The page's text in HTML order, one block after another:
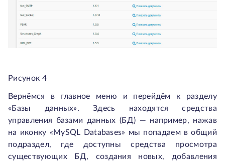
Рисунок 4
Вернёмся в главное меню и перейдём к разделу
«Базы данных». Здесь находятся средства
управления базами данных (БД) — например, нажав
на иконку «MySQL Databases» мы попадаем в общий
подраздел, где доступны средства просмотра
существующих БД, создания новых, добавления